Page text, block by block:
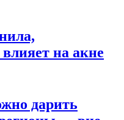
на акне
дарить